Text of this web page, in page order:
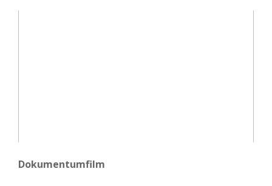
Dokumentumfilm